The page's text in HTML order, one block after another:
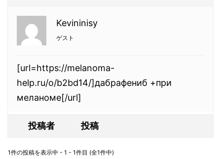
Kevininisy
ゲスト
[url=https://melanoma-
help.ru/o/b2bd14/]дабрафениб +при
меланоме[/url]
投稿者 投稿
1件の投稿を表示中 - 1 - 1件目 (全1件中)